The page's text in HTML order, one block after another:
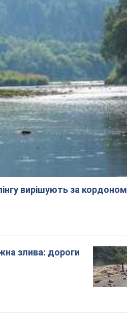
вирішують за кордоном
злива: дороги